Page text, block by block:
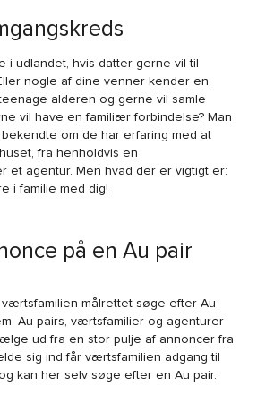
i udlandet, hvis datter gerne vil til
nogle af dine venner kender en
alderen og gerne vil samle
vil have en familiær forbindelse? Man
om de har erfaring med at
fra henholdvis en
et agentur. Men hvad der er vigtigt er:
i familie med dig!
på en Au pair
værtsfamilien målrettet søge efter Au
Au pairs, værtsfamilier og agenturer
ud fra en stor pulje af annoncer fra
sig ind får værtsfamilien adgang til
kan her selv søge efter en Au pair.